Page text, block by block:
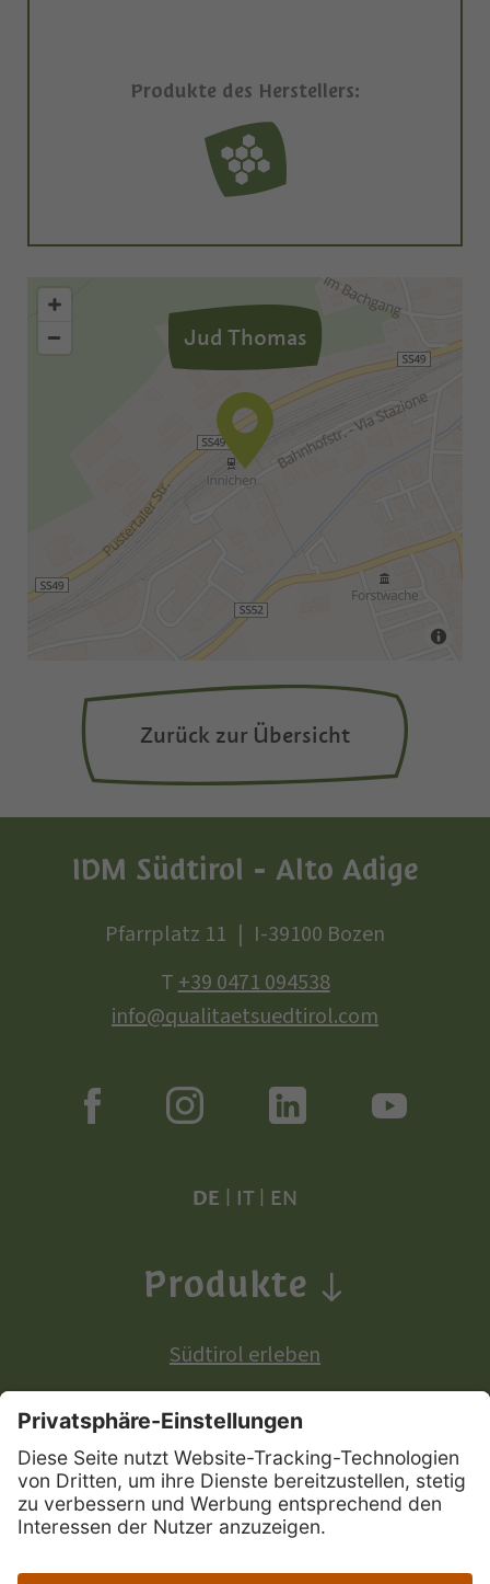
Produkte des Herstellers:
Jud Thomas
Zurück zur Übersicht
IDM Südtirol - Alto Adige
Pfarrplatz 11
I-39100 Bozen
T+39 0471 094538
info@qualitaetsuedtirol.com
DE IT| EN
Produkte
Südtirol erleben
Produkte mit europäischer Ursprungsbezeichnung: